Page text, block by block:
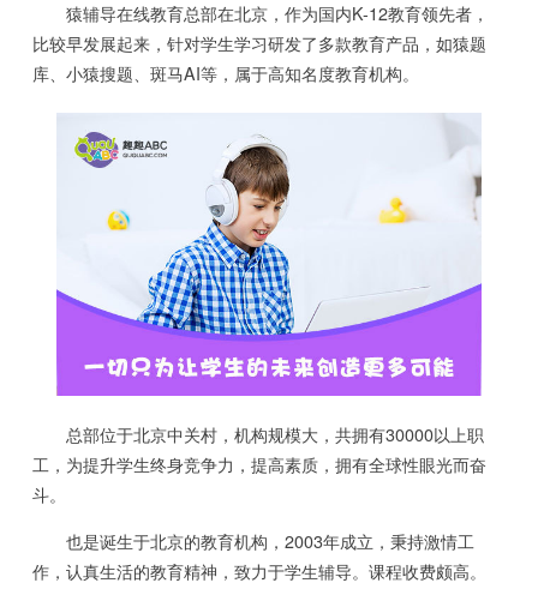
猿辅导在线教育总部在北京，作为国内K-12教育领先者，
比较早发展起来，针对学生学习研发了多款教育产品，如猿题
库、小猿搜题、斑马AI等，属于高知名度教育机构。
总部位于北京中关村，机构规模大，共拥有30000以上职
工，为提升学生终身竞争力，提高素质，拥有全球性眼光而奋
斗。
也是诞生于北京的教育机构，2003年成立，秉持激情工
作，认真生活的教育精神，致力于学生辅导。课程收费颇高。